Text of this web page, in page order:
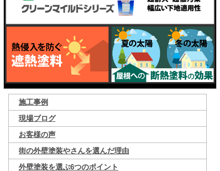
施工事例
現場ブログ
お客様の声
街の外壁塗装やさんを選んだ理由
外壁塗装を選ぶ6つのポイント